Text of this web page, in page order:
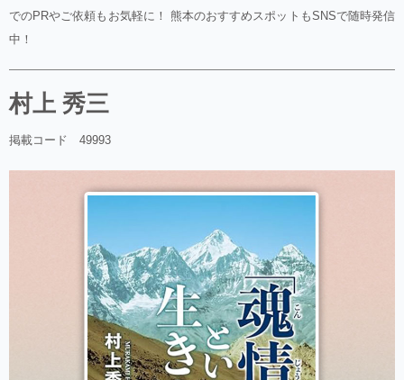
でのPRやご依頼もお気軽に！ 熊本のおすすめスポットもSNSで随時発信
中！
村上 秀三
掲載コード 49993